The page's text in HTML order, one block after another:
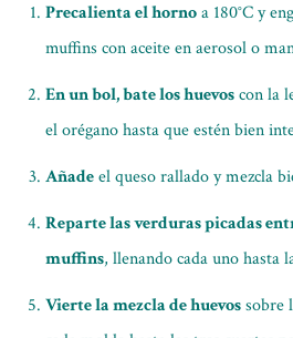
Precalienta el hornoa 180°C y
muffins con aceite en aerosol o
En un bol, bate los huevoscon la
el orégano hasta que estén bien
Añadeel queso rallado y mezcla
Reparte las verduras picadas
muffins, llenando cada uno hasta
Vierte la mezcla de huevossobre